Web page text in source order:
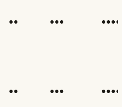
●● ●●● ●●●●
●● ●●● ●●●●